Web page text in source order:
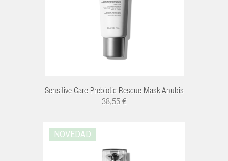
Sensitive Care Prebiotic Rescue Mask Anubis
38,55 €
NOVEDAD